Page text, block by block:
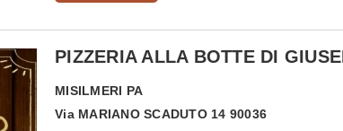
PIZZERIA ALLA BOTTE DI
MISILMERI PA
Via MARIANO SCADUTO 14 90036